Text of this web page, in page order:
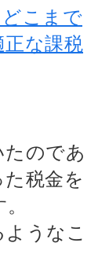
こまで
な課税
のであ
税金を
うなこ